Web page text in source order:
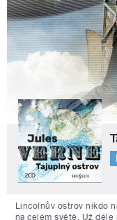
Lincolnův ostrov nikdo
na celém světě. Už